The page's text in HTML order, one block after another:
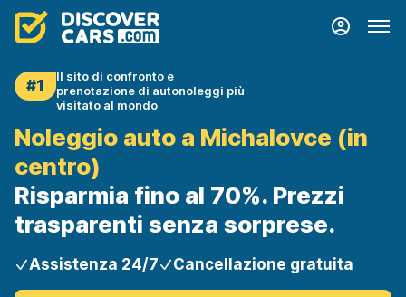
#1
Il sito di confronto e
prenotazione di autonoleggi più
visitato al mondo
Noleggio auto a Michalovce (in
centro)
Risparmia fino al 70%. Prezzi
trasparenti senza sorprese.
Assistenza 24/7 Cancellazione gratuita